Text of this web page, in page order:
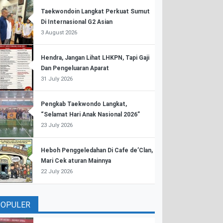
Taekwondoin Langkat Perkuat Sumut
Di Internasional G2 Asian
3 August 2026
Hendra, Jangan Lihat LHKPN, Tapi Gaji
Dan Pengeluaran Aparat
31 July 2026
Pengkab Taekwondo Langkat,
“Selamat Hari Anak Nasional 2026”
23 July 2026
Heboh Penggeledahan Di Cafe de’Clan,
Mari Cek aturan Mainnya
22 July 2026